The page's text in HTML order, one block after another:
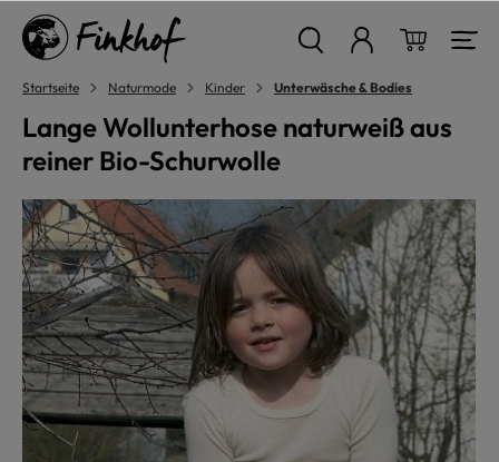
springen
Startseite Naturmode Kinder Unterwäsche & Bodies
Lange Wollunterhose naturweiß aus
reiner Bio-Schurwolle
Bildergalerie überspringen